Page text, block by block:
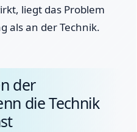
liegt das Problem
als an der Technik.
der
die Technik